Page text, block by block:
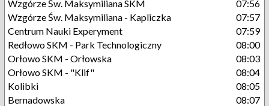
Wzgórze Św. Maksymiliana SKM
07:56
Wzgórze Św. Maksymiliana - Kapliczka
07:57
Centrum Nauki Experyment
07:59
Redłowo SKM - Park Technologiczny
08:00
Orłowo SKM - Orłowska
08:03
Orłowo SKM - "Klif"
08:04
Kolibki
08:05
Bernadowska
08:07